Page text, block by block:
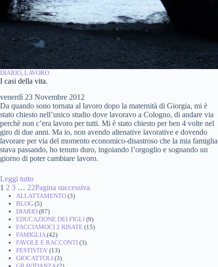
DIARIO LAVORO
I casi della vita.
venerdì 23 Novembre 2012
Da quando sono tornata al lavoro dopo la maternità di Giorgia, mi è
stato chiesto nell’unico studio dove lavoravo a Cologno, di andare via
perchè non c’era lavoro per tutti. Mi è stato chiesto per ben 4 volte nel
giro di due anni. Ma io, non avendo altenative lavorative e dovendo
lavorare per via del momento economico-disastroso che la mia famiglia
stava passando, ho tenuto duro, ingoiando l’orgoglio e sognando un
giorno di poter cambiare lavoro.
Leggi tutto
1 2 3 … 22Pagina successiva
ALLATTAMENTO(3)
BLOG(5)
DIARIO(87)
EDUCAZIONE DEI FIGLI(9)
FACCIAMOCI 2 RISATE(15)
FAMIGLIA(42)
FAVOLE E RACCONTI(3)
FESTIVITA'(13)
GIOCATTOLI(3)